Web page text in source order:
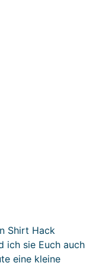
Shirt Hack
ich sie Euch auch
eine kleine